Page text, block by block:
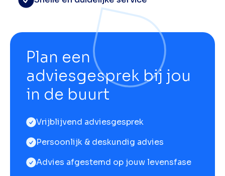
Plan een
adviesgesprek bij jou
in de buurt
Vrijblijvend adviesgesprek
Persoonlijk & deskundig advies
Advies afgestemd op jouw levensfase